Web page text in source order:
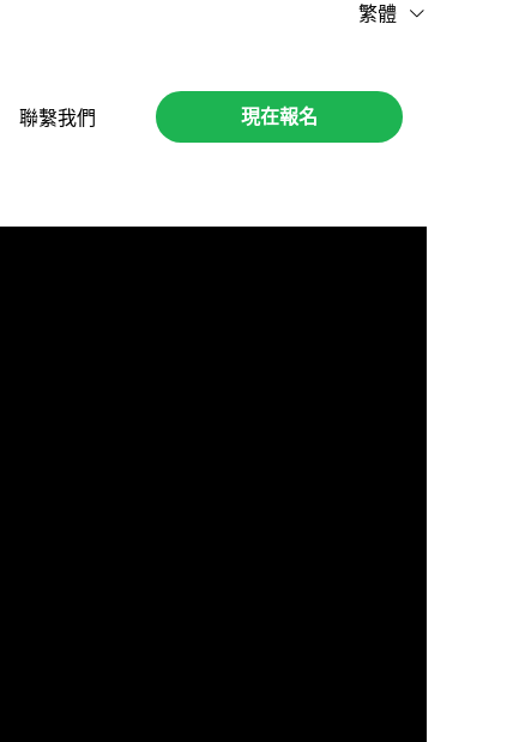
繁體
聯繫我們 現在報名